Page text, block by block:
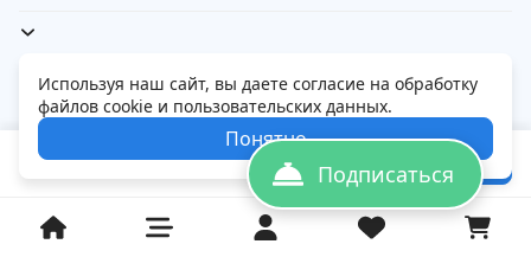
76 999₽
51 997₽ В корзину
© 2026 Электорфокс — магазин электроники
Политика обработки персональных данных
Используя наш сайт, вы даете согласие на обработку
файлов cookie и пользовательских данных.
Понятно
Подписаться